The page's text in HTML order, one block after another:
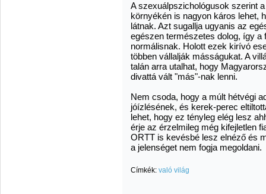
A szexuálpszichológusok szerint
környékén is nagyon káros lehet,
látnak. Azt sugallja ugyanis az
egészen természetes dolog, így a
normálisnak. Holott ezek kirívó
többen vállalják másságukat. A
talán arra utalhat, hogy
divattá vált "más"-nak lenni.
Nem csoda, hogy a múlt hétvégi
jóízlésének, és kerek-perec
lehet, hogy ez tényleg elég lesz
érje az érzelmileg még kifejletlen
ORTT is kevésbé lesz elnéző és
a jelenséget nem fogja megoldani.
Címkék: való világ